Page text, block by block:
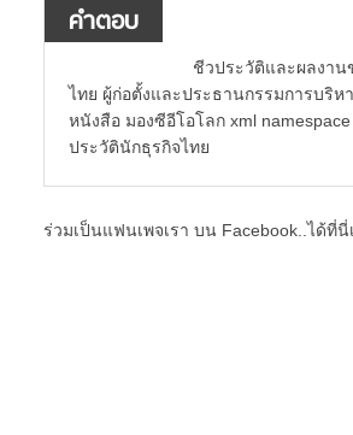
คำตอบ
ชีวประวัติและผลงานของ คุ
ไทย ผู้ก่อตั้งและประธานกรรมการบริ
หนังสือ มองซีอีโอโลก xml
ประวัตินักธุรกิจไทย
ร่วมเป็นแฟนเพจเรา บน Facebook..ได้ที่นี่